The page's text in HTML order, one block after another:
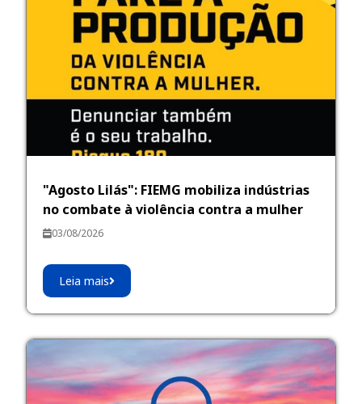
"Agosto Lilás": FIEMG mobiliza indústrias
no combate à violência contra a mulher
03/08/2026
Leia mais